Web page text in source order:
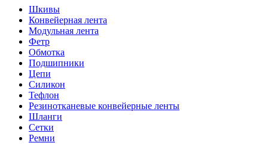
Шкивы
Конвейерная лента
Модульная лента
Фетр
Обмотка
Подшипники
Цепи
Силикон
Тефлон
Резинотканевые конвейерные ленты
Шланги
Сетки
Ремни